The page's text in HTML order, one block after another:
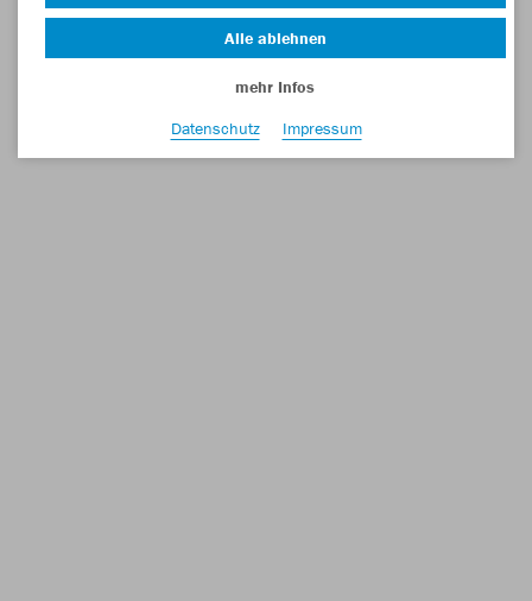
Alle ablehnen
mehr Infos
Datenschutz
Impressum